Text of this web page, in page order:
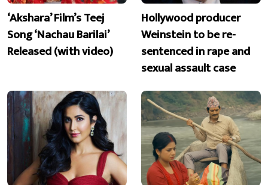
‘Akshara’ Film’s Teej
Song ‘Nachau Barilai’
Released (with video)
Hollywood producer
Weinstein to be re-
sentenced in rape and
sexual assault case